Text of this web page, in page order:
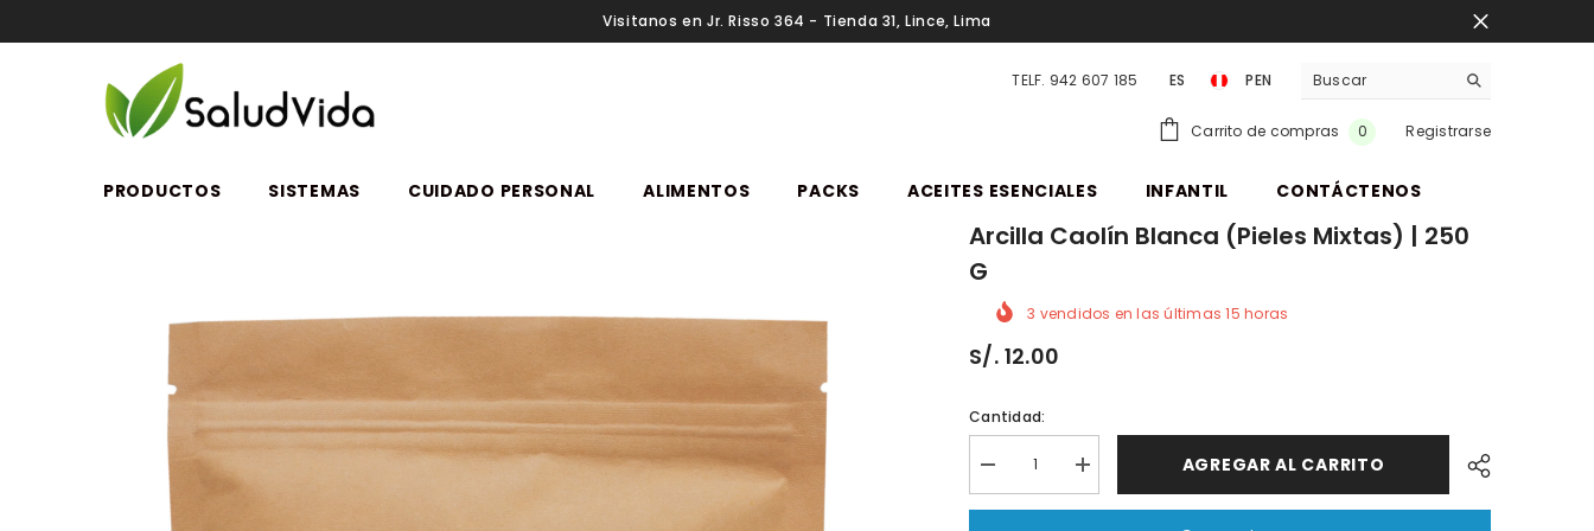
Visitanos en Jr. Risso 364 - Tienda 31, Lince, Lima
TELF. 942 607 185 ES
PEN
Carrito de compras
00
Registrarse
PRODUCTOS SISTEMAS CUIDADO PERSONAL ALIMENTOS PACKS ACEITES ESENCIALES INFANTIL CONTÁCTENOS
Arcilla Caolín Blanca (pieles Mixtas) | 250
G
3 vendidos en las últimas15 horas
S/. 12.00
Cantidad:
Reducir
cantidad
porArcilla
Aumentar
cantidad
por
AGREGAR AL CARRITO